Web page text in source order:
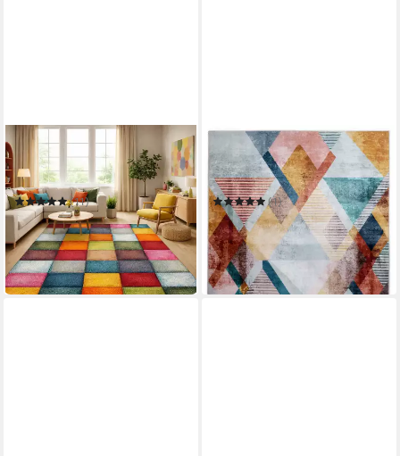
OTTO HOME
Teppich Bond
Mehrere Größen
(11)
ab 17,99 € UVP29,99 €
nur diesen Monat
-40%
in 2-4 Werktagen bei dir
GINO FALCONE
Teppich Rachele GF-088
Mehrere Größen
(1)
ab 32,90 € UVP55,00 €
-40%
in 5-6 Werktagen bei dir